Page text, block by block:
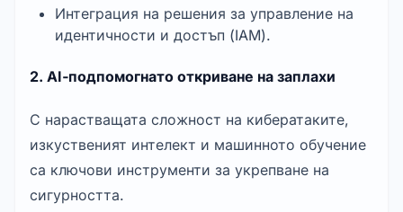
Интеграция на решения за управление на
идентичности и достъп (IAM).
2. AI‑подпомогнато откриване на заплахи
С нарастващата сложност на кибератаките,
изкуственият интелект и машинното обучение
са ключови инструменти за укрепване на
сигурността.